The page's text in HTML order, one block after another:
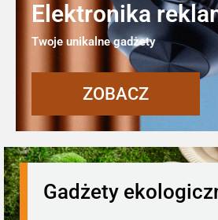
Elektronika
Twoje unikalne gadżety
ZOBACZ
Gadżety